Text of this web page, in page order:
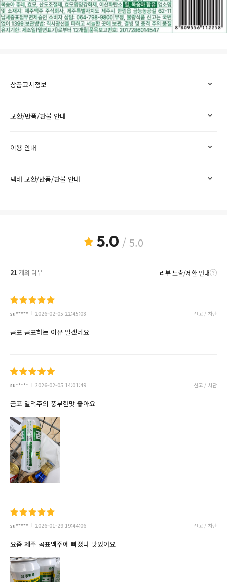
상품고시정보
교환/반품/환불 안내
이용 안내
택배 교환/반품/환불 안내
5.0 / 5.0
21 개의 리뷰 리뷰 노출/제한 안내
su***** 2026-02-05 22:45:08 신고 / 차단
곰표 곰표하는 이유 알겠네요
su***** 2026-02-05 14:01:49 신고 / 차단
곰표 밀맥주의 풍부한맛 좋아요
su***** 2026-01-29 19:44:06 신고 / 차단
요즘 제주 곰표맥주에 빠졌다 맛있어요